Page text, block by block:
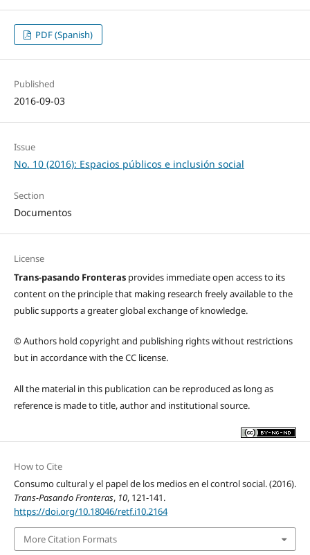
PDF (Spanish)
Published
2016-09-03
Issue
No. 10 (2016): Espacios públicos e inclusión social
Section
Documentos
License
Trans-pasando Fronterasprovides immediate open access to its
content on the principle that making research freely available to the
public supports a greater global exchange of knowledge.
© Authors hold copyright and publishing rights without restrictions
but in accordance with the CC license.
All the material in this publication can be reproduced as long as
reference is made to title, author and institutional source.
How to Cite
Consumo cultural y el papel de los medios en el control social. (2016).
Trans-Pasando Fronteras, 10, 121-141.
https://doi.org/10.18046/retf.i10.2164
More Citation Formats